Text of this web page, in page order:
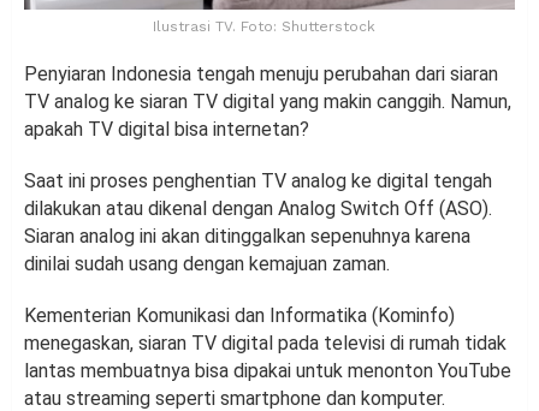
Ilustrasi TV. Foto: Shutterstock
Penyiaran Indonesia tengah menuju perubahan dari siaran
TV analog ke siaran TV digital yang makin canggih. Namun,
apakah TV digital bisa internetan?
Saat ini proses penghentian TV analog ke digital tengah
dilakukan atau dikenal dengan Analog Switch Off (ASO).
Siaran analog ini akan ditinggalkan sepenuhnya karena
dinilai sudah usang dengan kemajuan zaman.
Kementerian Komunikasi dan Informatika (Kominfo)
menegaskan, siaran TV digital pada televisi di rumah tidak
lantas membuatnya bisa dipakai untuk menonton YouTube
atau streaming seperti smartphone dan komputer.